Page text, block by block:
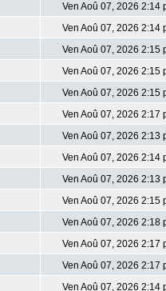
Ven Aoû 07, 2026 2:14
Ven Aoû 07, 2026 2:14
Ven Aoû 07, 2026 2:15
Ven Aoû 07, 2026 2:15
Ven Aoû 07, 2026 2:15
Ven Aoû 07, 2026 2:17
Ven Aoû 07, 2026 2:13
Ven Aoû 07, 2026 2:14
Ven Aoû 07, 2026 2:13
Ven Aoû 07, 2026 2:15
Ven Aoû 07, 2026 2:18
Ven Aoû 07, 2026 2:17
Ven Aoû 07, 2026 2:17
Ven Aoû 07, 2026 2:14